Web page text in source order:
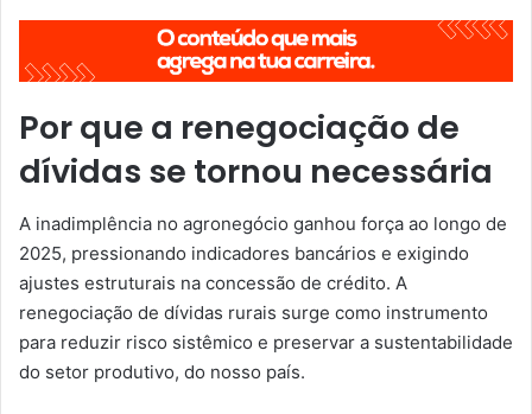
Por que a renegociação de
dívidas se tornou necessária
A inadimplência no agronegócio ganhou força ao longo de
2025, pressionando indicadores bancários e exigindo
ajustes estruturais na concessão de crédito. A
renegociação de dívidas rurais surge como instrumento
para reduzir risco sistêmico e preservar a sustentabilidade
do setor produtivo, do nosso país.